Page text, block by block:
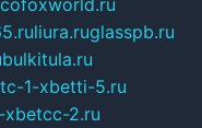
liura.ruglasspb.ru
bulkitula.ru
1-xbetti-5.ru
2.ru